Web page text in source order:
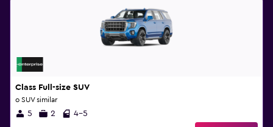
Class Full-size SUV
o SUV similar
5 2 4-5